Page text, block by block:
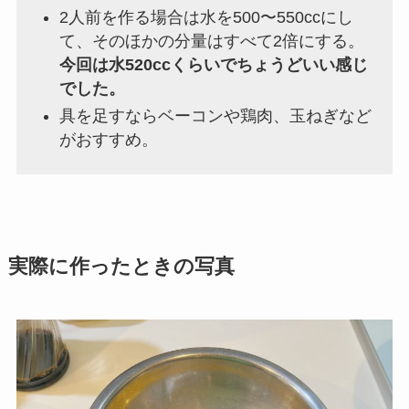
2人前を作る場合は水を500〜550ccにし
て、そのほかの分量はすべて2倍にする。
今回は水520ccくらいでちょうどいい感じ
でした。
具を足すならベーコンや鶏肉、玉ねぎなど
がおすすめ。
実際に作ったときの写真